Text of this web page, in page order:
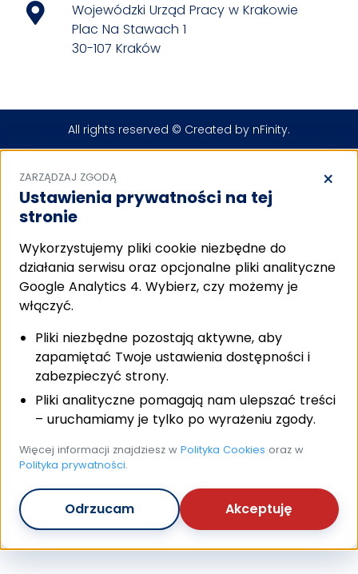
Wojewódzki Urząd Pracy w Krakowie
Plac Na Stawach 1
30-107 Kraków
All rights reserved © Created by nFinity.
ZARZĄDZAJ ZGODĄ
Ustawienia prywatności na tej
stronie
×
Wykorzystujemy pliki cookie niezbędne do
działania serwisu oraz opcjonalne pliki analityczne
Google Analytics 4. Wybierz, czy możemy je
włączyć.
Pliki niezbędne pozostają aktywne, aby
zapamiętać Twoje ustawienia dostępności i
zabezpieczyć strony.
Pliki analityczne pomagają nam ulepszać treści
– uruchamiamy je tylko po wyrażeniu zgody.
Więcej informacji znajdziesz w Polityka Cookies oraz w
Polityka prywatności.
Odrzucam Akceptuję